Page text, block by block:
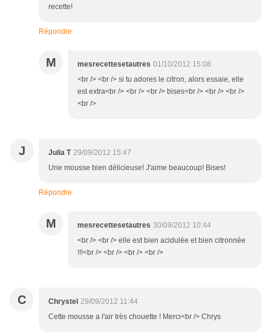
recette!
Répondre
M mesrecettesetautres 01/10/2012 15:08
<br /> <br /> si tu adores le citron, alors essaie, elle
est extra<br /> <br /> <br /> bises<br /> <br /> <br />
<br />
J Julia T 29/09/2012 15:47
Une mousse bien délicieuse! J'aime beaucoup! Bises!
Répondre
M mesrecettesetautres 30/09/2012 10:44
<br /> <br /> elle est bien acidulée et bien citronnée
!!!<br /> <br /> <br /> <br />
C Chrystel 29/09/2012 11:44
Cette mousse a l'air très chouette ! Merci<br /> Chrys